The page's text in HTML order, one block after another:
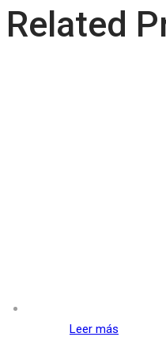
Related
Leer más